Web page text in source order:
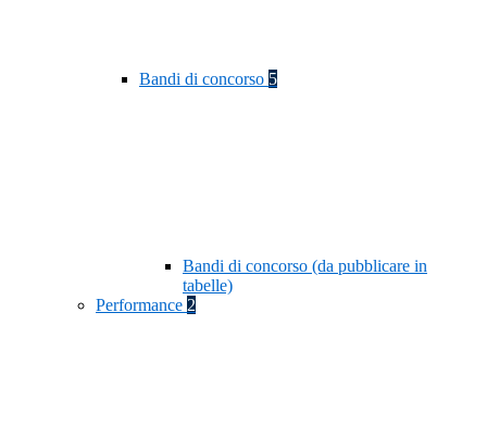
Bandi di concorso 5
Bandi di concorso (da pubblicare in
tabelle)
Performance 2